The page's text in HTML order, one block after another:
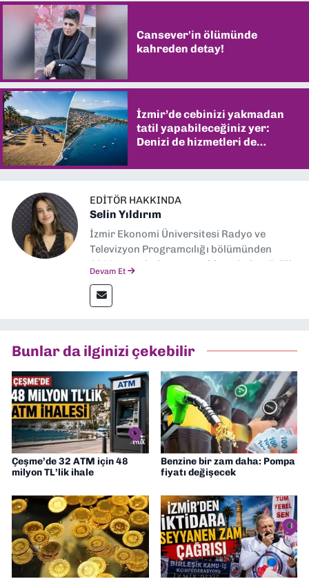
Cansever'in ölümünde
kahreden detay!
İzmir’de cebinizi yakmadan
tatil yapabileceğiniz yer:
Denizi de hizmetleri de
EDITÖR HAKKINDA
Selin Yıldırım
İzmir Ekonomi Üniversitesi Radyo ve
Televizyon Programcılığı bölümünden
2024 senesinde mezun oldum. Dokuz Eylül
editörlük görevini de üstleniyorum.
Devam Et
Bunlar da ilginizi çekebilir
Çeşme’de 32 ATM için 48
milyon TL’lik ihale
Benzine bir zam daha: Pompa
fiyatı değişecek